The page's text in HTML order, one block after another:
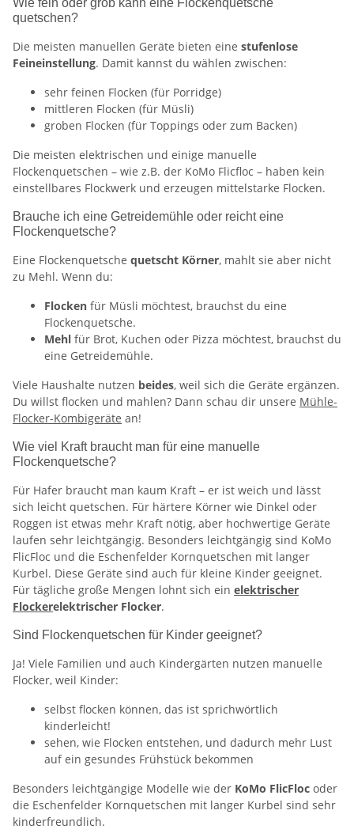
quetschen?
Die meisten manuellen Geräte bieten eine stufenlose
Feineinstellung. Damit kannst du wählen zwischen:
sehr feinen Flocken (für Porridge)
mittleren Flocken (für Müsli)
groben Flocken (für Toppings oder zum Backen)
Die meisten elektrischen und einige manuelle
Flockenquetschen – wie z.B. der KoMo Flicfloc – haben kein
einstellbares Flockwerk und erzeugen mittelstarke Flocken.
Brauche ich eine Getreidemühle oder reicht eine
Flockenquetsche?
Eine Flockenquetsche quetscht Körner, mahlt sie aber nicht
zu Mehl. Wenn du:
Flocken für Müsli möchtest, brauchst du eine
Flockenquetsche.
Mehl für Brot, Kuchen oder Pizza möchtest, brauchst du
eine Getreidemühle.
Viele Haushalte nutzen beides, weil sich die Geräte ergänzen.
Du willst flocken und mahlen? Dann schau dir unsere Mühle-
Flocker-Kombigeräte an!
Wie viel Kraft braucht man für eine manuelle
Flockenquetsche?
Für Hafer braucht man kaum Kraft – er ist weich und lässt
sich leicht quetschen. Für härtere Körner wie Dinkel oder
Roggen ist etwas mehr Kraft nötig, aber hochwertige Geräte
laufen sehr leichtgängig. Besonders leichtgängig sind KoMo
FlicFloc und die Eschenfelder Kornquetschen mit langer
Kurbel. Diese Geräte sind auch für kleine Kinder geeignet.
Für tägliche große Mengen lohnt sich ein elektrischer
Flockerelektrischer Flocker.
Sind Flockenquetschen für Kinder geeignet?
Ja! Viele Familien und auch Kindergärten nutzen manuelle
Flocker, weil Kinder:
selbst flocken können, das ist sprichwörtlich
kinderleicht!
sehen, wie Flocken entstehen, und dadurch mehr Lust
auf ein gesundes Frühstück bekommen
Besonders leichtgängige Modelle wie der KoMo FlicFloc oder
die Eschenfelder Kornquetschen mit langer Kurbel sind sehr
kinderfreundlich.